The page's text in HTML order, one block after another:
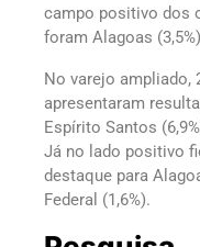
campo positivo dos
foram Alagoas
No varejo ampliado,
apresentaram
Espírito Santos
Já no lado positivo
destaque para
Federal (1,6%).